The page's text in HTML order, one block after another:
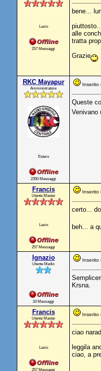
Lazio
257 Messaggi
bene...
alle
tratta
Grazie
RKC Mayapur
Amministratore
Estero
2350 Messaggi
Inserito
Queste
Venivano
Francis
Utente Master
Lazio
257 Messaggi
Inserito
certo...
beh... a
Ignazio
Utente Medio
10 Messaggi
Inserito
Krsna.
Francis
Utente Master
Lazio
257 Messaggi
Inserito
ciao
leggila
ciao, a